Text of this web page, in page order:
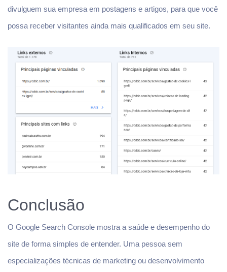
divulguem sua empresa em postagens e artigos, para que você
possa receber visitantes ainda mais qualificados em seu site.
Conclusão
O Google Search Console mostra a saúde e desempenho do
site de forma simples de entender. Uma pessoa sem
especializações técnicas de marketing ou desenvolvimento